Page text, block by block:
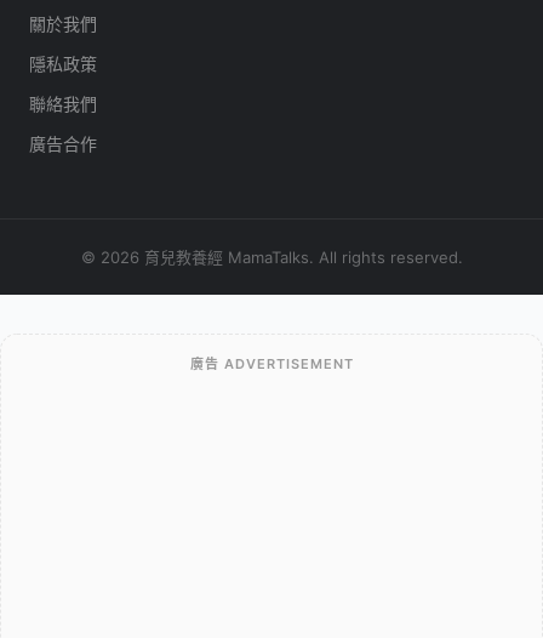
關於我們
隱私政策
聯絡我們
廣告合作
© 2026 育兒教養經 MamaTalks. All rights reserved.
廣告 ADVERTISEMENT